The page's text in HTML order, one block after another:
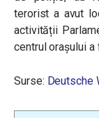
terorist a avut
activității
centrul orașului
Surse: Deutsche